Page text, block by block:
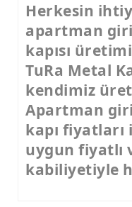
Herkesin
apartman
kapısı
TuRa Metal
kendimiz
Apartman
kapı fiyatları
uygun fiyatlı
kabiliyetiyle